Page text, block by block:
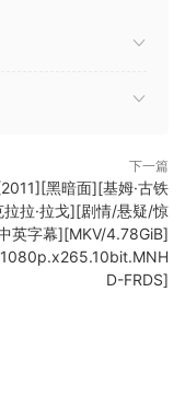
下一篇
黑暗面][基姆·古铁
拉·拉戈][剧情/悬疑/惊
英字幕][MKV/4.78GiB]
D-FRDS]